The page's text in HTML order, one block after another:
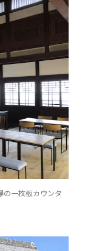
の一枚板カウンタ